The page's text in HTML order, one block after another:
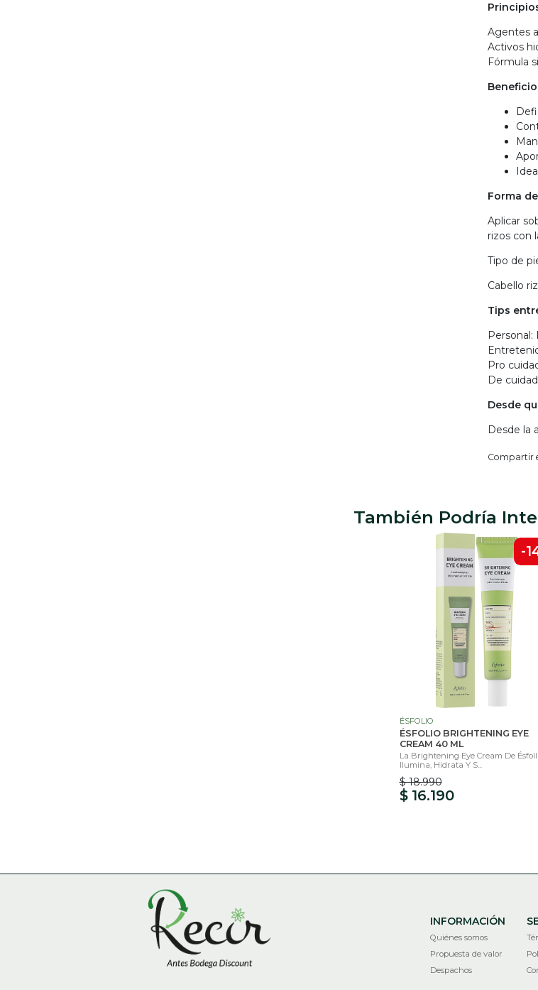
Agentes
Activos
Fórmula
Forma
Aplicar
rizos con
Tipo de
Cabello
Tips
Pro
De
Desde
Desde la
Compartir
También Podría
-
ÉSFOLIO
ÉSFOLIO BRIGHTENING EYE
CREAM 40 ML
La Brightening Eye Cream De
Ilumina, Hidrata Y S...
$ 18.990
$ 16.190
INFORMACIÓN
Quiénes somos
Propuesta de valor
Despachos